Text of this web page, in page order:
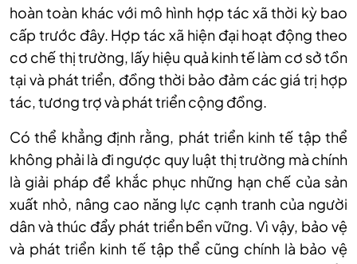
hoàn toàn khác với mô hình hợp tác xã thời kỳ bao
cấp trước đây. Hợp tác xã hiện đại hoạt động theo
cơ chế thị trường, lấy hiệu quả kinh tế làm cơ sở tồn
tại và phát triển, đồng thời bảo đảm các giá trị hợp
tác, tương trợ và phát triển cộng đồng.
Có thể khẳng định rằng, phát triển kinh tế tập thể
không phải là đi ngược quy luật thị trường mà chính
là giải pháp để khắc phục những hạn chế của sản
xuất nhỏ, nâng cao năng lực cạnh tranh của người
dân và thúc đẩy phát triển bền vững. Vì vậy, bảo vệ
và phát triển kinh tế tập thể cũng chính là bảo vệ